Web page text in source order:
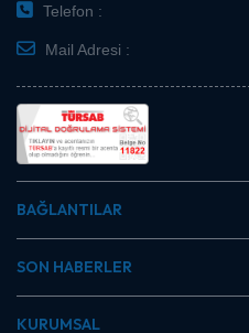
Telefon :
Mail Adresi :
BAĞLANTILAR
SON HABERLER
KURUMSAL